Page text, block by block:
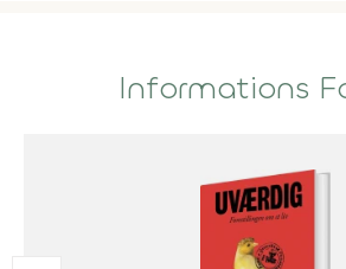
Informations